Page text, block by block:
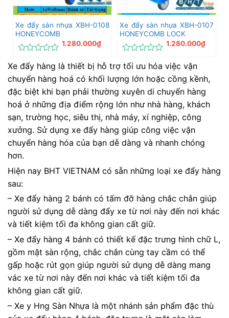
Xe đẩy sàn nhựa XBH-0108
HONEYCOMB
xếp
hạng
0
5
sao
1.280.000₫
Xe đẩy sàn nhựa XBH-0107
HONEYCOMB LOCK
xếp
hạng
0
5
1.280.000₫
Xe đẩy hàng là thiết bị hỗ trợ tối ưu hóa việc vận
chuyển hàng hoá có khối lượng lớn hoặc cồng kềnh,
đặc biệt khi bạn phải thường xuyên di chuyển hàng
hoá ở những địa điểm rộng lớn như nhà hàng, khách
sạn, trường học, siêu thị, nhà máy, xí nghiệp, công
xưởng. Sử dụng xe đẩy hàng giúp công việc vận
chuyển hàng hóa của bạn dễ dàng và nhanh chóng
hơn.
Hiện nay BHT VIETNAM có sẵn những loại xe đẩy hàng
sau:
– Xe đẩy hàng 2 bánh có tấm đỡ hàng chắc chắn giúp
người sử dụng dễ dàng đẩy xe từ nơi này đến nơi khác
và tiết kiệm tối đa không gian cất giữ.
– Xe đẩy hàng 4 bánh có thiết kế đặc trưng hình chữ L,
gồm mặt sàn rộng, chắc chắn cùng tay cầm có thể
gấp hoặc rút gọn giúp người sử dụng dễ dàng mang
vác xe từ nơi này đến nơi khác và tiết kiệm tối đa
không gian cất giữ.
– Xe y Hng Sàn Nhựa là một nhánh sản phẩm đặc thù